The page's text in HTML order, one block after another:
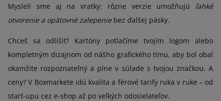
Mysleli sme aj na vratky: rôzne verzie umožňujú ľahké
otvorenie a opätovné zalepeniebez ďalšej pásky.
Chceš sa odlíšiť? Kartóny potlačíme tvojím logom alebo
kompletným dizajnom od nášho grafického tímu, aby bol obal
okamžite rozpoznateľný a plne v súlade s tvojou značkou. A
ceny? V Boxmarkete idú kvalita a férové tarify ruka v ruke – od
start-upu cez e-shop až po veľkých odosielateľov.